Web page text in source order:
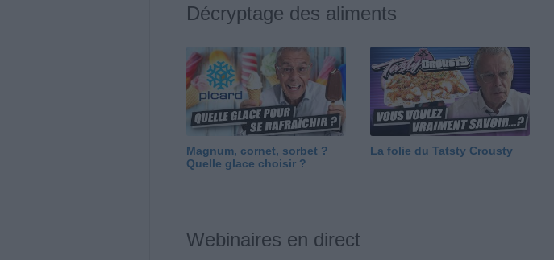
Décryptage des aliments
Magnum, cornet, sorbet ?
Quelle glace choisir ?
La folie du Tatsty Crousty
Webinaires en direct